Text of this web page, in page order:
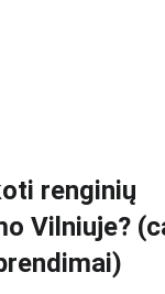
renginių
Vilniuje?